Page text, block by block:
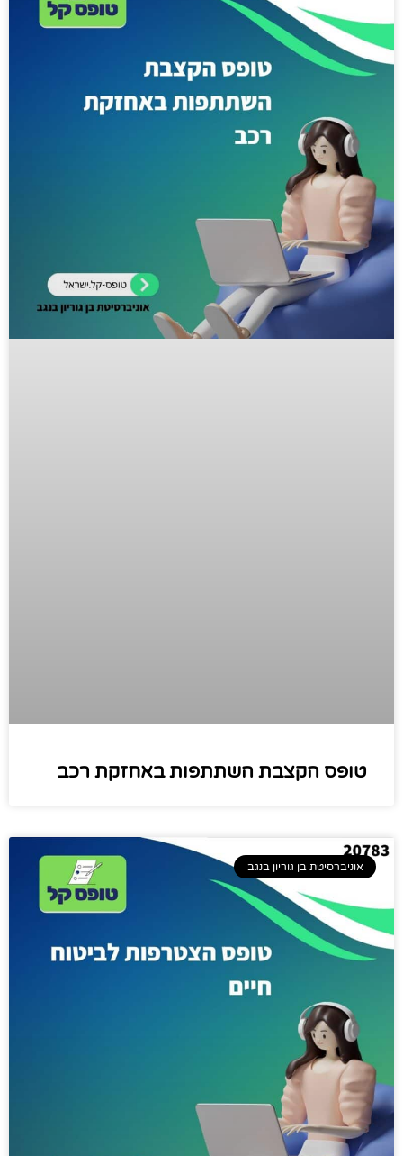
טופס הקצבת השתתפות באחזקת רכב
אוניברסיטת בן גוריון בנגב